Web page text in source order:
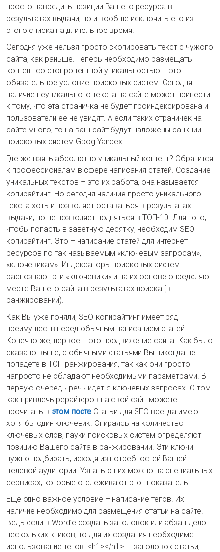
проекта.
STAR
—
ваш
Партнер
в
раскрутке
сайта.
просто навредить позиции Вашего ресурса в
результатах выдачи, но и вообще исключить его из
этого списка на длительное время.
Сегодня уже нельзя просто скопировать текст с чужого
сайта, как раньше. Теперь необходимо размещать
контент со стопроцентной уникальностью – это
обязательное условие поисковых систем. Сегодня
наличие неуникального текста на сайте может привести
к тому, что эта страничка не будет проиндексирована и
пользователи ее не увидят. А если таких страничек на
сайте много, то на ваш сайт будут наложены санкции
поисковых систем Goog Yandex.
Где же взять абсолютно уникальный контент? Обратится
к профессионалам в сфере написания статей. Создание
уникальных текстов – это их работа, она называется
копирайтинг. Но сегодня наличие просто уникального
текста хоть и позволяет оставаться в результатах
выдачи, но не позволяет подняться в ТОП-10. Для того,
чтобы попасть в заветную десятку, необходим SEO-
копирайтинг. Это – написание статей для интернет-
ресурсов по так называемым «ключевым запросам»,
«ключевикам». Индексаторы поисковых систем
распознают эти «ключевики» и на их основе определяют
место Вашего сайта в результатах поиска (в
ранжировании).
Как Вы уже поняли, SEO-копирайтинг имеет ряд
преимуществ перед обычным написанием статей.
Конечно же, первое – это продвижение сайта. Как было
сказано выше, с обычными статьями Вы никогда не
попадете в ТОП ранжирования, так как они просто-
напросто не обладают необходимыми параметрами. В
первую очередь речь идет о ключевых запросах. О том
как привлечь рерайтеров на свой сайт можете
прочитать в этом посте Статьи для SEO всегда имеют
хотя бы один ключевик. Опираясь на количество
ключевых слов, пауки поисковых систем определяют
позицию Вашего сайта в ранжировании. Эти ключи
нужно подбирать, исходя из потребностей Вашей
целевой аудитории. Узнать о них можно на специальных
сервисах, которые отслеживают этот показатель.
Еще одно важное условие – написание тегов. Их
наличие необходимо для размещения статьи на сайте.
Ведь если в Word’е создать заголовок или абзац дело
нескольких кликов, то для их создания необходимо
использование тегов: <h1></h1> — заголовок статьи;